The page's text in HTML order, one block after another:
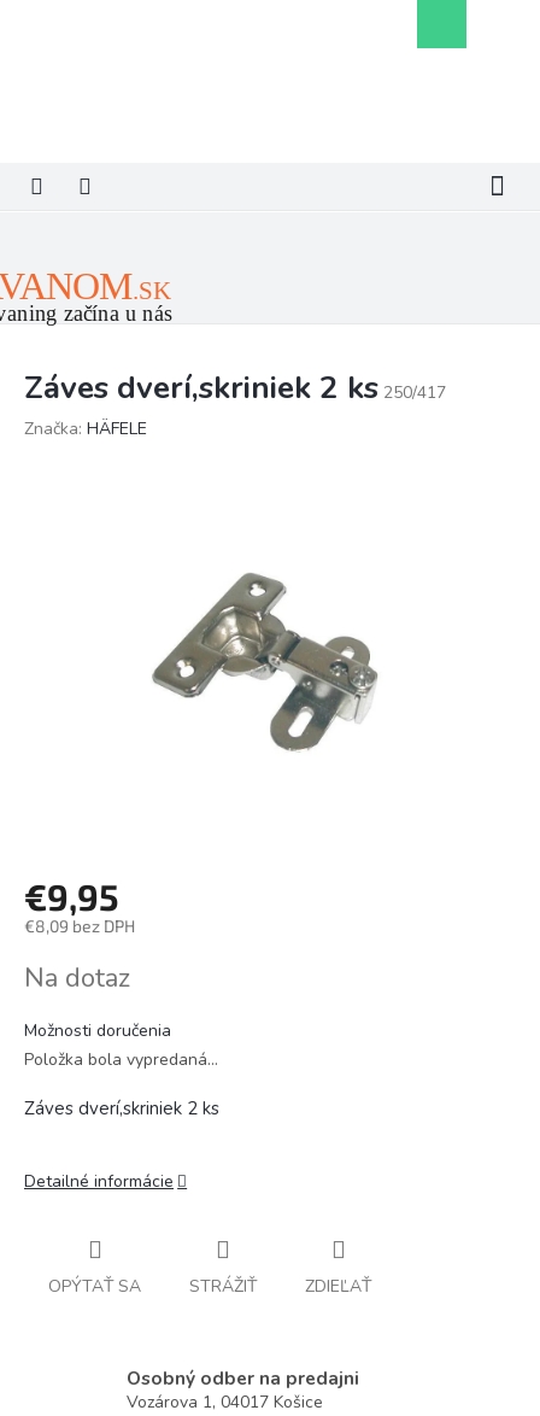
košík
Záves dverí,skriniek 2 ks 250/417
Značka: HÄFELE
€9,95
€8,09 bez DPH
cena:
Na dotaz
Možnosti doručenia
Položka bola vypredaná…
Záves dverí,skriniek 2 ks
Detailné informácie
OPÝTAŤ SA STRÁŽIŤ ZDIEĽAŤ
Osobný odber na predajni
Vozárova 1, 04017 Košice